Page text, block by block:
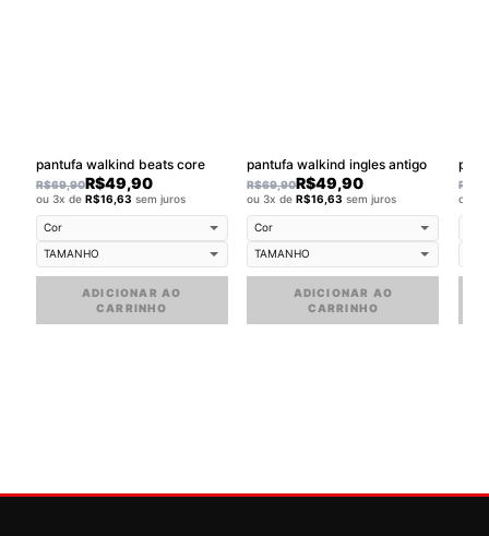
pantufa walkind beats core
R$69,90R$49,90
ou 3x de R$16,63 sem juros
ADICIONAR AO
CARRINHO
pantufa walkind ingles antigo
R$69,90R$49,90
ou 3x deR$16,63 sem juros
ADICIONAR AO
CARRINHO
R$
ou